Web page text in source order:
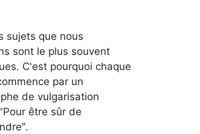
sujets que nous
sont le plus souvent
C'est pourquoi chaque
par un
de vulgarisation
être sûr de